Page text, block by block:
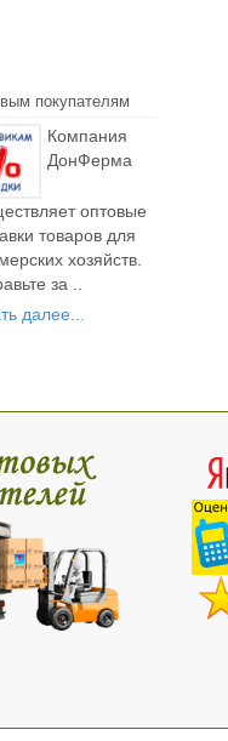
покупателям
Компания
ДонФерма
оптовые
товаров для
хозяйств.
за ..
далее...